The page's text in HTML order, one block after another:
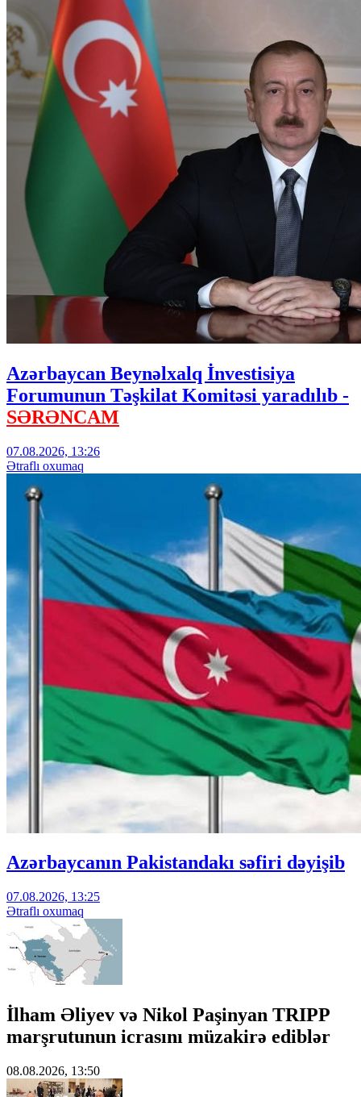
Azərbaycan Beynəlxalq İnvestisiya
Forumunun Təşkilat Komitəsi yaradılıb -
SƏRƏNCAM
07.08.2026, 13:26
Ətraflı oxumaq
Azərbaycanın Pakistandakı səfiri dəyişib
07.08.2026, 13:25
Ətraflı oxumaq
İlham Əliyev və Nikol Paşinyan TRIPP
marşrutunun icrasını müzakirə ediblər
08.08.2026, 13:50